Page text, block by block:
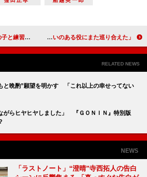
すず「うそでしょ？」 上川隆也、２０年ぶりの山崎豊子作品主演 「演じがいのある役にまた巡り合えた」
RELATED NEWS
と晩酌”願望を明かす 「これ以上の幸せってない
がらヒヤヒヤしました」 『ＧＯＮＩＮ』特別版
NEWS
「ラストノート」“澄晴”寺西拓人の告白